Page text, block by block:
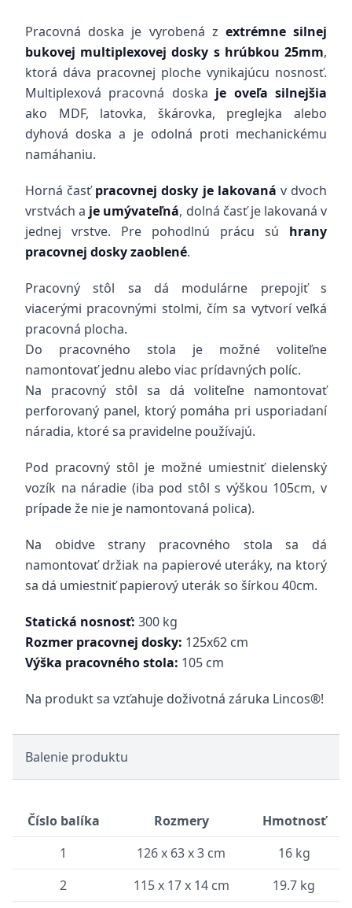
Pracovná doska je vyrobená z extrémne silnej
bukovej multiplexovej dosky s hrúbkou 25mm,
ktorá dáva pracovnej ploche vynikajúcu nosnosť.
Multiplexová pracovná doska je oveľa silnejšia
ako MDF, latovka, škárovka, preglejka alebo
dyhová doska a je odolná proti mechanickému
namáhaniu.
Horná časťpracovnej dosky je lakovaná v dvoch
vrstvách a je umývateľná, dolná časť je lakovaná v
jednej vrstve. Pre pohodlnú prácu sú hrany
pracovnej dosky zaoblené.
Pracovný stôl sa dá modulárne prepojiť s
viacerými pracovnými stolmi, čím sa vytvorí veľká
pracovná plocha.
Do pracovného stola je možné voliteľne
namontovať jednu alebo viac prídavných políc.
Na pracovný stôl sa dá voliteľne namontovať
perforovaný panel, ktorý pomáha pri usporiadaní
náradia, ktoré sa pravidelne používajú.
Pod pracovný stôl je možné umiestniť dielenský
vozík na náradie (iba pod stôl s výškou 105cm, v
prípade že nie je namontovaná polica).
Na obidve strany pracovného stola sa dá
namontovať držiak na papierové uteráky, na ktorý
sa dá umiestniť papierový uterák so šírkou 40cm.
Statická nosnosť: 300 kg
Rozmer pracovnej dosky: 125x62 cm
Výška pracovného stola: 105 cm
Na produkt sa vzťahuje doživotná záruka Lincos®!
Balenie produktu
Číslo balíka Rozmery
Hmotnosť
1
126 x 63 x 3 cm
16 kg
2
115 x 17 x 14 cm
19.7 kg